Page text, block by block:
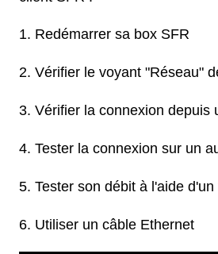
Redémarrer sa box SFR
Vérifier le voyant "Réseau"
Vérifier la connexion depuis
Tester la connexion sur un
Tester son débit à l'aide
Utiliser un câble Ethernet